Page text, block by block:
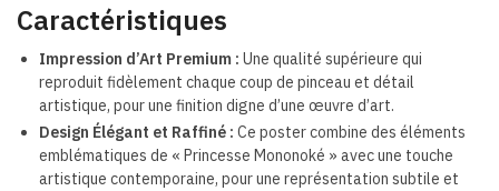
Caractéristiques
Impression d’Art Premium : Une qualité supérieure qui
reproduit fidèlement chaque coup de pinceau et détail
artistique, pour une finition digne d’une œuvre d’art.
Design Élégant et Raffiné : Ce poster combine des éléments
emblématiques de « Princesse Mononoké » avec une touche
artistique contemporaine, pour une représentation subtile et